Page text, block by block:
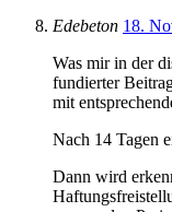
Edebeton 18.
Was mir in der
fundierter
mit
Nach 14 Tagen
Dann wird